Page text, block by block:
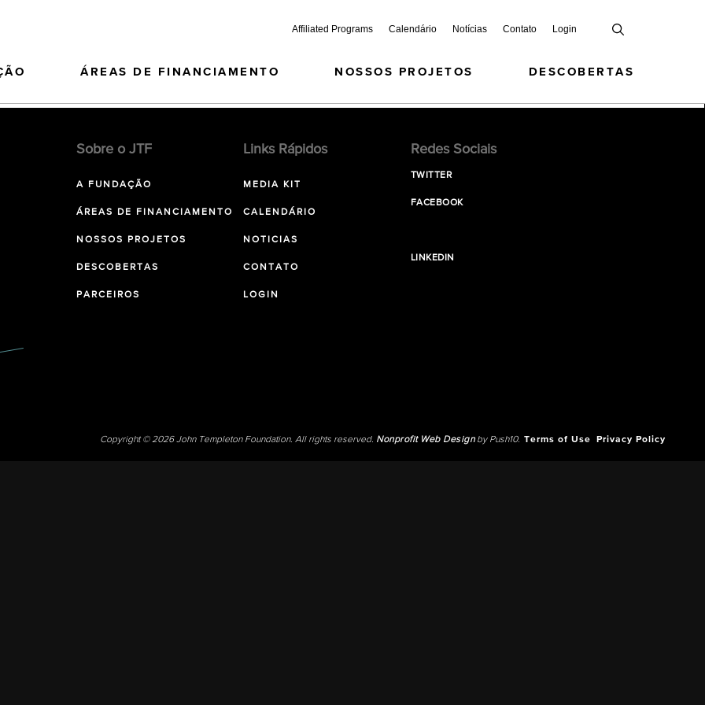
Affiliated Programs Calendário Notícias Contato Login
ÁREAS DE FINANCIAMENTO NOSSOS PROJETOS DESCOBERTAS
Sobre o JTF
A FUNDAÇÃO
ÁREAS DE FINANCIAMENTO
NOSSOS PROJETOS
DESCOBERTAS
PARCEIROS
Links Rápidos
MEDIA KIT
CALENDÁRIO
NOTICIAS
CONTATO
LOGIN
Redes Sociais
TWITTER
FACEBOOK
LINKEDIN
Copyright © 2026 John Templeton Foundation. All rights reserved. Nonprofit Web Designby Push10. Terms of Use Privacy Policy